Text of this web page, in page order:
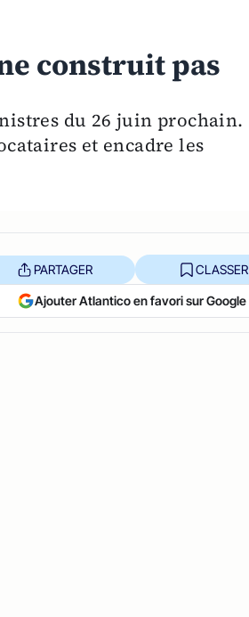
construit pas
du 26 juin prochain.
et encadre les
PARTAGER CLASSER
Ajouter Atlantico en favori sur Google